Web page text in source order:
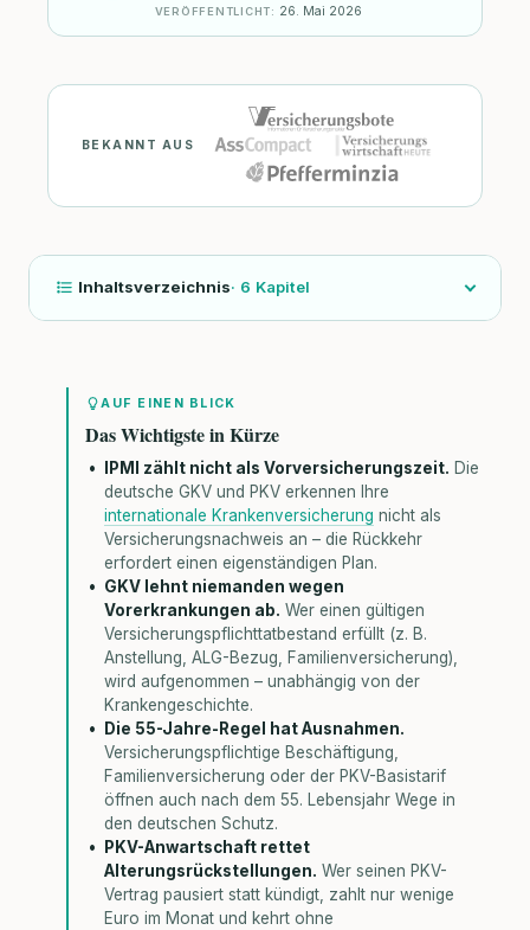
VERÖFFENTLICHT: 26. Mai 2026
BEKANNT AUS
Inhaltsverzeichnis· 6 Kapitel
AUF EINEN BLICK
Das Wichtigste in Kürze
IPMI zählt nicht als Vorversicherungszeit. Die
deutsche GKV und PKV erkennen Ihre
internationale Krankenversicherung nicht als
Versicherungsnachweis an – die Rückkehr
erfordert einen eigenständigen Plan.
GKV lehnt niemanden wegen
Vorerkrankungen ab. Wer einen gültigen
Versicherungspflichttatbestand erfüllt (z. B.
Anstellung, ALG-Bezug, Familienversicherung),
wird aufgenommen – unabhängig von der
Krankengeschichte.
Die 55-Jahre-Regel hat Ausnahmen.
Versicherungspflichtige Beschäftigung,
Familienversicherung oder der PKV-Basistarif
öffnen auch nach dem 55. Lebensjahr Wege in
den deutschen Schutz.
PKV-Anwartschaft rettet
Alterungsrückstellungen. Wer seinen PKV-
Vertrag pausiert statt kündigt, zahlt nur wenige
Euro im Monat und kehrt ohne